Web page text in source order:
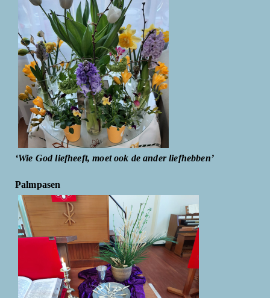
‘Wie God liefheeft, moet ook de ander liefhebben’
Palmpasen